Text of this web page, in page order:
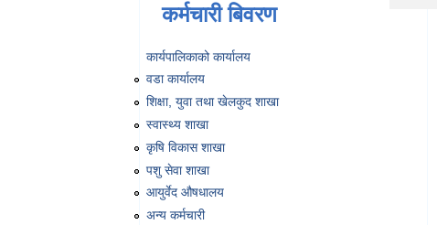
कर्मचारी बिवरण
कार्यपालिकाको कार्यालय
वडा कार्यालय
शिक्षा, युवा तथा खेलकुद शाखा
स्वास्थ्य शाखा
कृषि विकास शाखा
पशु सेवा शाखा
आयुर्वेद औषधालय
अन्य कर्मचारी